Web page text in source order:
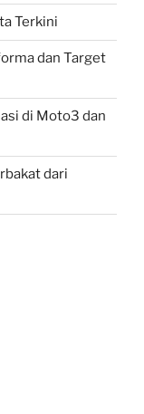
Terkini
dan Target
di Moto3 dan
dari